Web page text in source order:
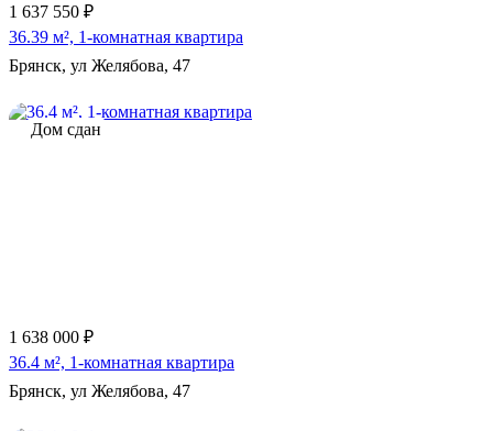
1 637 550 ₽
36.39 м², 1-комнатная квартира
Брянск, ул Желябова, 47
Дом сдан
1 638 000 ₽
36.4 м², 1-комнатная квартира
Брянск, ул Желябова, 47